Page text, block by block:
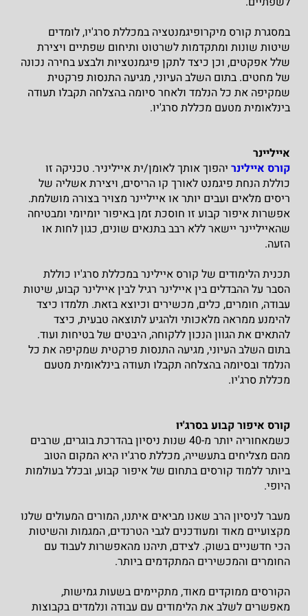
במסגרת קורס מיקרופיגמנטציה במכללת סרג'יו, לומדים
שיטות שונות ומתקדמות לשרטוט ותיחום שפתיים ויצירת
שלל אפקטים, וכן כיצד לתקן פיגמנטציות ולבצע בחירה נכונה
של מחטים. בתום השלב העיוני, מגיעה התנסות פרקטית
שמקיפה את כל הנלמד ולאחר סיומה בהצלחה תקבלו תעודה
בינלאומית מטעם מכללת סרג'יו.
אייליינר
קורס איילינריהפוך אותך לאומן/ית אייליניר. טכניקה זו
כוללת הנחת פיגמנט לאורך קו הריסים, ויצירת אשליה של
ריסים מלאים ועבים יותר או אייליינר מצויר בצורה מושלמת.
אפשרות איפור קבוע זו חוסכת זמן באיפור יומיומי ומבטיחה
שהאייליינר יישאר ללא רבב בתנאים שונים, כגון לחות או
הזעה.
תכנית הלימודים של קורס איילינר במכללת סרג'יו כוללת
הסבר על ההבדלים בין איילינר רגיל לבין איילינר קבוע, שיטות
עבודה, חומרים, כלים, מכשירים וכיוצא בזאת. תלמדו כיצד
להימנע ממראה מלאכותי ולהגיע לתוצאה טבעית, כיצד
להתאים את הגוון הנכון ללקוחה, היבטים של בטיחות ועוד.
בתום השלב העיוני, מגיעה התנסות פרקטית שמקיפה את כל
הנלמד ובסיומה בהצלחה תקבלו תעודה בינלאומית מטעם
מכללת סרג'יו.
קורס איפור קבוע בסרג'יו
כשמאחוריה יותר מ-40 שנות ניסיון בהדרכת בוגרים, שרבים
מהם מצליחים בתעשייה, מכללת סרג'יו היא המקום הטוב
ביותר ללמוד קורסים בתחום של איפור קבוע, ובכלל בעולמות
היופי.
מעבר לניסיון הרב שאנו מביאים איתנו, המורים המעולים שלנו
מקצועיים מאוד ומעודכנים לגבי הטרנדים, המגמות והשיטות
הכי חדשניים בשוק. לצידם, תיהנו מהאפשרות לעבוד עם
החומרים והמכשירים המתקדמים ביותר.
הקורסים ממוקדים מאוד, מתקיימים בשעות גמישות,
מאפשרים לשלב את הלימודים עם עבודה ונלמדים בקבוצות